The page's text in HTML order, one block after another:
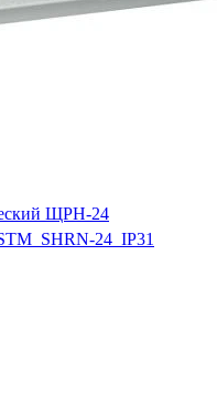
ЩРН-24
24_IP31